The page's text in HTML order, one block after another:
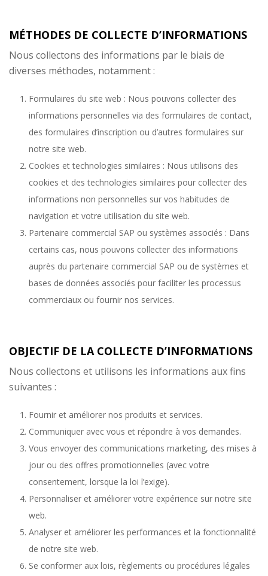
MÉTHODES DE COLLECTE D’INFORMATIONS
Nous collectons des informations par le biais de
diverses méthodes, notamment :
Formulaires du site web : Nous pouvons collecter des
informations personnelles via des formulaires de contact,
des formulaires d’inscription ou d’autres formulaires sur
notre site web.
Cookies et technologies similaires : Nous utilisons des
cookies et des technologies similaires pour collecter des
informations non personnelles sur vos habitudes de
navigation et votre utilisation du site web.
Partenaire commercial SAP ou systèmes associés : Dans
certains cas, nous pouvons collecter des informations
auprès du partenaire commercial SAP ou de systèmes et
bases de données associés pour faciliter les processus
commerciaux ou fournir nos services.
OBJECTIF DE LA COLLECTE D’INFORMATIONS
Nous collectons et utilisons les informations aux fins
suivantes :
Fournir et améliorer nos produits et services.
Communiquer avec vous et répondre à vos demandes.
Vous envoyer des communications marketing, des mises à
jour ou des offres promotionnelles (avec votre
consentement, lorsque la loi l’exige).
Personnaliser et améliorer votre expérience sur notre site
web.
Analyser et améliorer les performances et la fonctionnalité
de notre site web.
Se conformer aux lois, règlements ou procédures légales